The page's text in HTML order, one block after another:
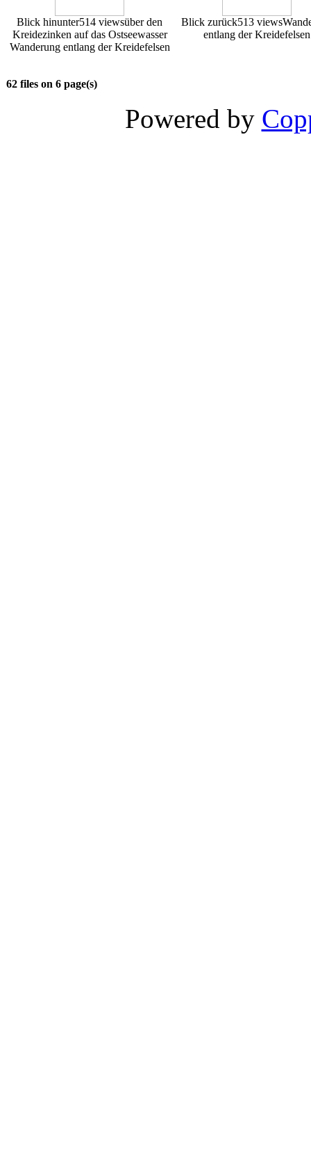
Blick hinunter514 viewsüber den
Kreidezinken auf das Ostseewasser
Wanderung entlang der Kreidefelsen
Blick zurück513 views
entlang der Kreidefelsen
62 files on 6 page(s)
Powered by